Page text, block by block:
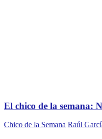
El chico de la semana:
Chico de la Semana Raúl